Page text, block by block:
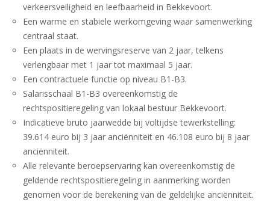
verkeersveiligheid en leefbaarheid in Bekkevoort.
Een warme en stabiele werkomgeving waar samenwerking
centraal staat.
Een plaats in de wervingsreserve van 2 jaar, telkens
verlengbaar met 1 jaar tot maximaal 5 jaar.
Een contractuele functie op niveau B1-B3.
Salarisschaal B1-B3 overeenkomstig de
rechtspositieregeling van lokaal bestuur Bekkevoort.
Indicatieve bruto jaarwedde bij voltijdse tewerkstelling:
39.614 euro bij 3 jaar anciënniteit en 46.108 euro bij 8 jaar
anciënniteit.
Alle relevante beroepservaring kan overeenkomstig de
geldende rechtspositieregeling in aanmerking worden
genomen voor de berekening van de geldelijke anciënniteit.